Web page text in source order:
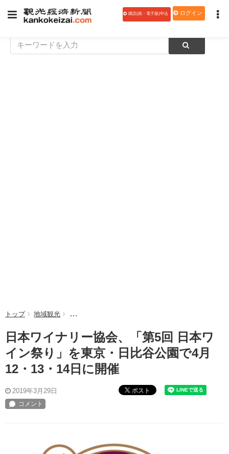
購読(紙・電子版)申込 ログイン
トップ 地域観光 日本ワイナリー協会、「第5回 日本ワイン祭り」を
日本ワイナリー協会、「第5回 日本ワ
イン祭り」を東京・日比谷公園で4月
12・13・14日に開催
2019年3月29日 ポスト